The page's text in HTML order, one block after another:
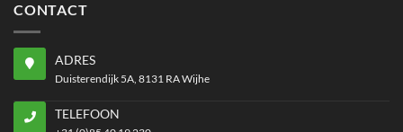
CONTACT
ADRES
Duisterendijk 5A, 8131 RA Wijhe
TELEFOON